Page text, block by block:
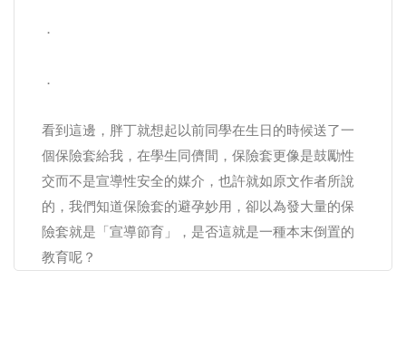
．
．
看到這邊，胖丁就想起以前同學在生日的時候送了一
個保險套給我，在學生同儕間，保險套更像是鼓勵性
交而不是宣導性安全的媒介，也許就如原文作者所說
的，我們知道保險套的避孕妙用，卻以為發大量的保
險套就是「宣導節育」，是否這就是一種本末倒置的
教育呢？